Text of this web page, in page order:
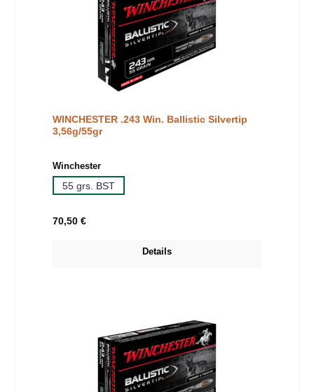
WINCHESTER .243 Win. Ballistic Silvertip
3,56g/55gr
Winchesterauswählen
55 grs. BST
Regulärer Preis:
70,50 €
Details